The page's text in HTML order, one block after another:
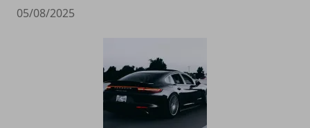
05/08/2025